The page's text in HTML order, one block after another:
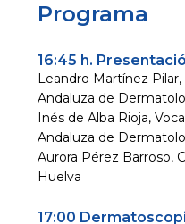
Programa
16:45 h.
Leandro Martínez
Andaluza de
Inés de Alba Rioja,
Andaluza de
Aurora Pérez Barroso,
Huelva
17:00